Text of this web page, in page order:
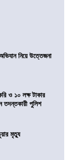
নিয়ে উত্তেজনা
ও ১০ লক্ষ টাকার
তদন্তকারী পুলিশ
মৃত্যু